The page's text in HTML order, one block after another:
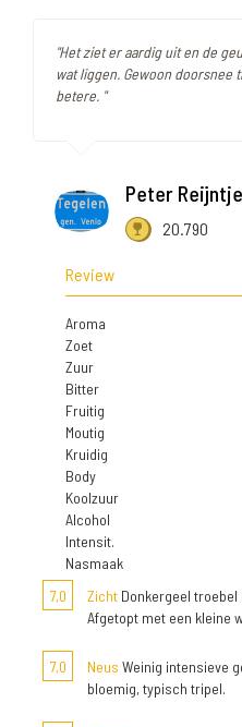
"Het ziet er aardig uit en de
wat liggen. Gewoon
betere. "
Peter
20.790
Review
Aroma
Zoet
Zuur
Bitter
Fruitig
Moutig
Kruidig
Body
Koolzuur
Alcohol
Intensit.
Nasmaak
7,0
Zicht Donkergeel
Afgetopt met een kleine
7,0 Neus Weinig intensieve
bloemig, typisch tripel.